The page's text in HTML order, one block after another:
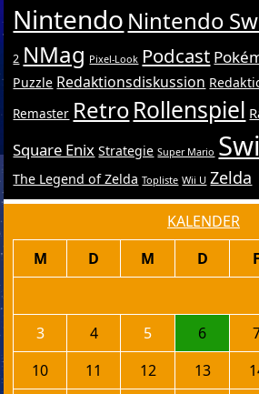
Nintendo Nintendo
2 NMag Pixel-Look Podcast
Puzzle Redaktionsdiskussion
Remaster RetroRollenspiel
Square Enix Strategie Super Mario
The Legend of Zelda Topliste Wii U Zelda
KALENDER
M D M D F
3
4 5 6
10
11 12 13